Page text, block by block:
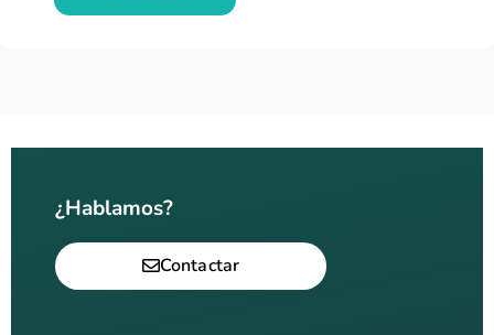
¿Hablamos?
Contactar